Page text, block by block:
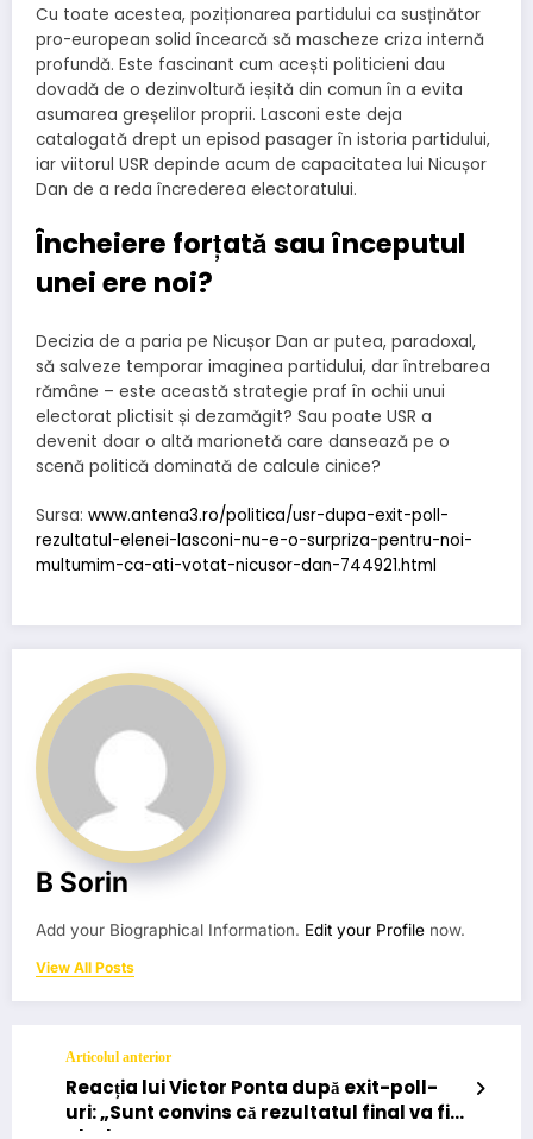
Cu toate acestea, poziționarea partidului ca susținător
pro-european solid încearcă să mascheze criza internă
profundă. Este fascinant cum acești politicieni dau
dovadă de o dezinvoltură ieșită din comun în a evita
asumarea greșelilor proprii. Lasconi este deja
catalogată drept un episod pasager în istoria partidului,
iar viitorul USR depinde acum de capacitatea lui Nicușor
Dan de a reda încrederea electoratului.
Încheiere forțată sau începutul
unei ere noi?
Decizia de a paria pe Nicușor Dan ar putea, paradoxal,
să salveze temporar imaginea partidului, dar întrebarea
rămâne – este această strategie praf în ochii unui
electorat plictisit și dezamăgit? Sau poate USR a
devenit doar o altă marionetă care dansează pe o
scenă politică dominată de calcule cinice?
Sursa: www.antena3.ro/politica/usr-dupa-exit-poll-
rezultatul-elenei-lasconi-nu-e-o-surpriza-pentru-noi-
multumim-ca-ati-votat-nicusor-dan-744921.html
B Sorin
Add your Biographical Information. Edit your Profile now.
View All Posts
Articolul anterior
Reacția lui Victor Ponta după exit-poll-
uri: „Sunt convins că rezultatul final va fi